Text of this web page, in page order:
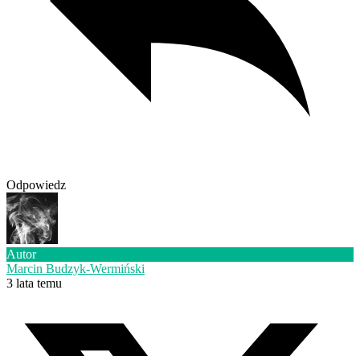
Odpowiedz
Autor
Marcin Budzyk-Wermiński
3 lata temu